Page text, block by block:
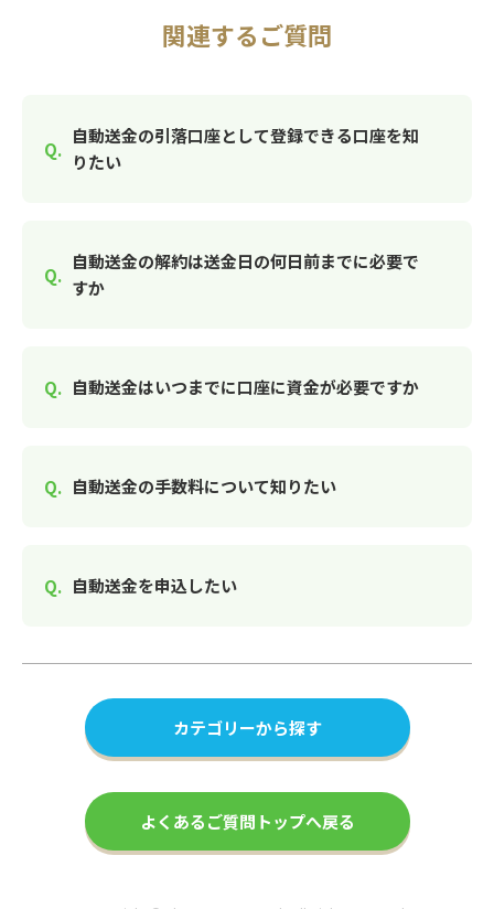
関連するご質問
自動送金の引落口座として登録できる口座を知
りたい
自動送金の解約は送金日の何日前までに必要で
すか
自動送金はいつまでに口座に資金が必要ですか
自動送金の手数料について知りたい
自動送金を申込したい
カテゴリーから探す
よくあるご質問トップへ戻る